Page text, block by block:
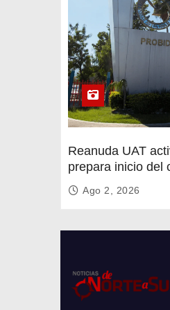
Reanuda UAT
prepara inicio del
2026
Ago 2, 2026